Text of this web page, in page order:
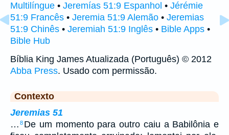
Multilíngue • Jeremías 51:9 Espanhol • Jérémie
51:9 Francês • Jeremia 51:9 Alemão • Jeremias
51:9 Chinês • Jeremiah 51:9 Inglês • Bible Apps •
Bible Hub
Bíblia King James Atualizada (Português) © 2012
Abba Press. Usado com permissão.
Contexto
Jeremias 51
… 8 De um momento para outro caiu a Babilônia e